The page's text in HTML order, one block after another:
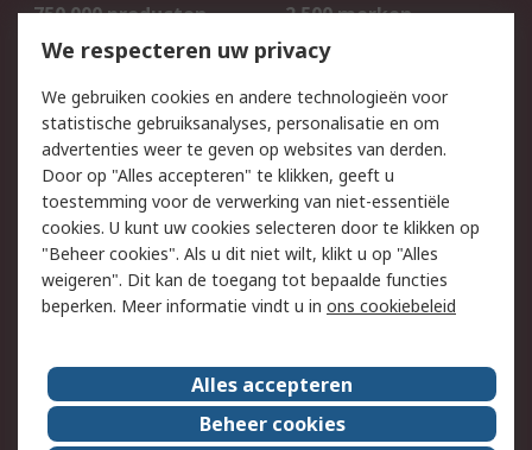
750.000 producten
2.500 merken
Bestellen
Inkoopoplossingen
Track & Trace
Wettelijk
Cookiebeleid
Email veiligheid
Privacybeleid
Websitevoorwaarden
Algemene
verkoopvoorwaarden
Over RS
RS Group
Over ons
We respecteren uw privacy
We gebruiken cookies en andere technologieën voor
statistische gebruiksanalyses, personalisatie en om
advertenties weer te geven op websites van derden.
Door op "Alles accepteren" te klikken, geeft u
toestemming voor de verwerking van niet-essentiële
cookies. U kunt uw cookies selecteren door te klikken op
"Beheer cookies". Als u dit niet wilt, klikt u op "Alles
weigeren". Dit kan de toegang tot bepaalde functies
beperken. Meer informatie vindt u in ons cookiebeleid
Alles accepteren
Beheer cookies